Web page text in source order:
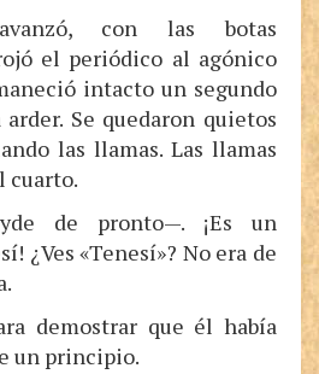
con las botas
el periódico al agónico
intacto un segundo
Se quedaron quietos
las llamas. Las llamas
cuarto.
de pronto—. ¡Es un
¿Ves «Tenesí»? No era de
demostrar que él había
un principio.